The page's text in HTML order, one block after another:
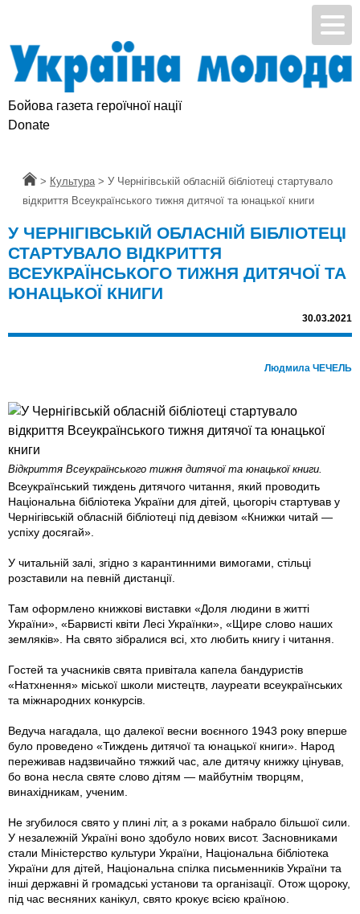
Бойова газета героїчної нації
Donate
Головна
> Культура > У Чернігівській обласній бібліотеці стартувало
відкриття Всеукраїнського тижня дитячої та юнацької книги
У ЧЕРНІГІВСЬКІЙ ОБЛАСНІЙ БІБЛІОТЕЦІ
СТАРТУВАЛО ВІДКРИТТЯ
ВСЕУКРАЇНСЬКОГО ТИЖНЯ ДИТЯЧОЇ ТА
ЮНАЦЬКОЇ КНИГИ
30.03.2021
Людмила ЧЕЧЕЛЬ
Відкриття Всеукраїнського тижня дитячої та юнацької книги.
Всеукраїнський тиждень дитячого читання, який проводить
Національна бібліотека України для дітей, цьогоріч стартував у
Чернігівській обласній бібліотеці під девізом «Книжки читай —
успіху досягай».
У читальній залі, згідно з карантинними вимогами, стільці
розставили на певній дистанції.
Там оформлено книжкові виставки «Доля людини в житті
України», «Барвисті квіти Лесі Українки», «Щире слово наших
земляків». На свято зібралися всі, хто любить книгу і читання.
Гостей та учасників свята привітала капела бандуристів
«Натхнення» міської школи мистецтв, лауреати всеукраїнських
та міжнародних конкурсів.
Ведуча нагадала, що далекої весни воєнного 1943 року вперше
було проведено «Тиждень дитячої та юнацької книги». Народ
переживав надзвичайно тяжкий час, але дитячу книжку цінував,
бо вона несла святе слово дітям — майбутнім творцям,
винахідникам, ученим.
Не згубилося свято у плині літ, а з роками набрало більшої сили.
У незалежній Україні воно здобуло нових висот. Засновниками
стали Міністерство культури України, Національна бібліотека
України для дітей, Національна спілка письменників України та
інші державні й громадські установи та організації. Отож щороку,
під час весняних канікул, свято крокує всією країною.